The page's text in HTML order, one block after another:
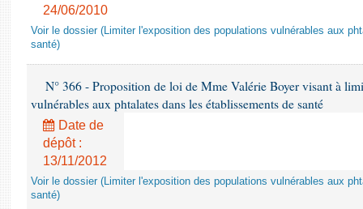
24/06/2010
Voir le dossier (Limiter l'exposition des populations vulnérables aux
santé)
N° 366 - Proposition de loi de Mme Valérie Boyer visant à
vulnérables aux phtalates dans les établissements de santé
Date de
dépôt :
13/11/2012
Voir le dossier (Limiter l'exposition des populations vulnérables aux
santé)